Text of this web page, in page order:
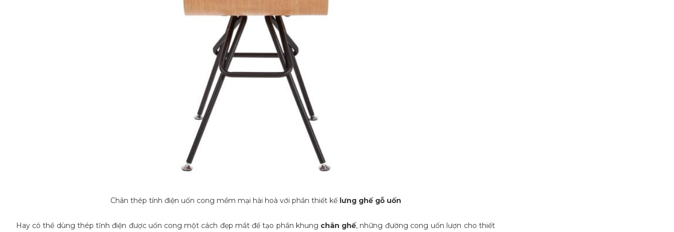
Chân thép tính điện uốn cong mềm mại hài hoà với phần thiết kếlưng ghế gỗ uốn
Hay có thể dùng thép tĩnh điện được uốn cong một cách đẹp mắt để tạo phần khung chân ghế, những đường cong uốn lượn cho thiết